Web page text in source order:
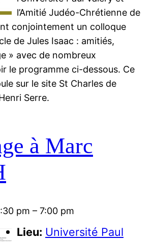
l’Amitié Judéo-Chrétienne de
conjointement un colloque
de Jules Isaac : amitiés,
» avec de nombreux
le programme ci-dessous. Ce
sur le site St Charles de
Serre.
à Marc
pm – 7:00 pm
Lieu: Université Paul